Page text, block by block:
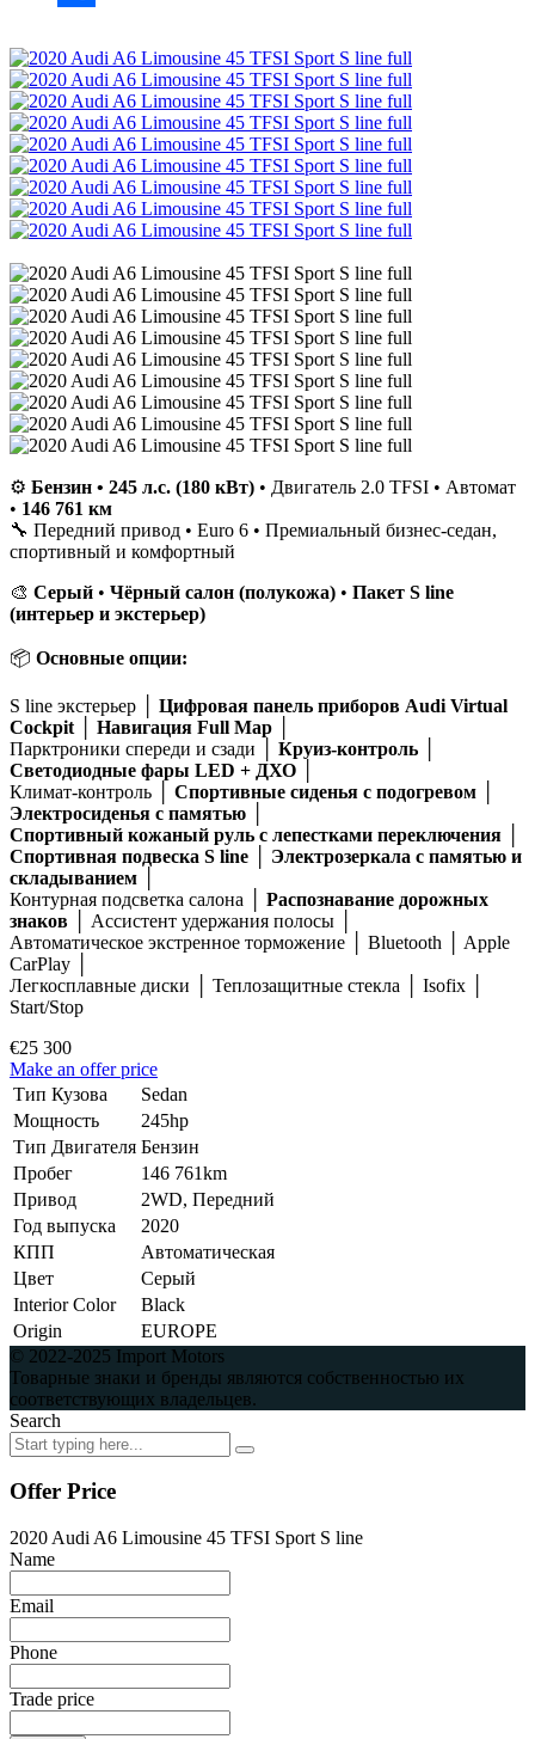
⚙️ Бензин • 245 л.с. (180 кВт) • Двигатель 2.0 TFSI • Автомат
• 146 761 км
🔧 Передний привод • Euro 6 • Премиальный бизнес-седан,
спортивный и комфортный
🎨 Серый • Чёрный салон (полукожа) • Пакет S line
(интерьер и экстерьер)
📦 Основные опции:
S line экстерьер │ Цифровая панель приборов Audi Virtual
Cockpit
Навигация Full Map
Парктроники спереди и сзади │ Круиз-контроль
Светодиодные фары LED + ДХО
Климат-контроль │ Спортивные сиденья с подогревом
Электросиденья с памятью
Спортивный кожаный руль с лепестками переключения
Спортивная подвеска S line
Электрозеркала с памятью и
складыванием
Контурная подсветка салона │ Распознавание дорожных
знаков │ Ассистент удержания полосы │
Автоматическое экстренное торможение │ Bluetooth │ Apple
CarPlay │
Легкосплавные диски │ Теплозащитные стекла │ Isofix │
Start/Stop
€25 300
Make an offer price
Тип Кузова
Sedan
Мощность
245hp
Тип Двигателя Бензин
Пробег
146 761km
Привод
2WD, Передний
Год выпуска
2020
КПП
Автоматическая
Цвет
Серый
Interior Color
Black
Origin
EUROPE
© 2022-2025 Import Motors
Товарные знаки и бренды являются собственностью их
соответствующих владельцев.
Search
Offer Price
2020 Audi A6 Limousine 45 TFSI Sport S line
Name
Email
Phone
Trade price